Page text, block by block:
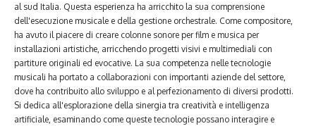
al sud Italia. Questa esperienza ha arricchito la sua comprensione
dell'esecuzione musicale e della gestione orchestrale. Come compositore,
ha avuto il piacere di creare colonne sonore per film e musica per
installazioni artistiche, arricchendo progetti visivi e multimediali con
partiture originali ed evocative. La sua competenza nelle tecnologie
musicali ha portato a collaborazioni con importanti aziende del settore,
dove ha contribuito allo sviluppo e al perfezionamento di diversi prodotti.
Si dedica all'esplorazione della sinergia tra creatività e intelligenza
artificiale, esaminando come queste tecnologie possano interagire e